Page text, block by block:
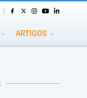
ARTIGOS